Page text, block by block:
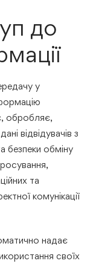
до
у
обробляє,
відвідувачів з
безпеки обміну
та
комунікації
надає
своїх